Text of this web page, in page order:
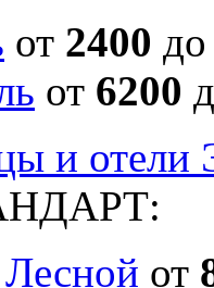
от 2400
от 6200
и отели
от